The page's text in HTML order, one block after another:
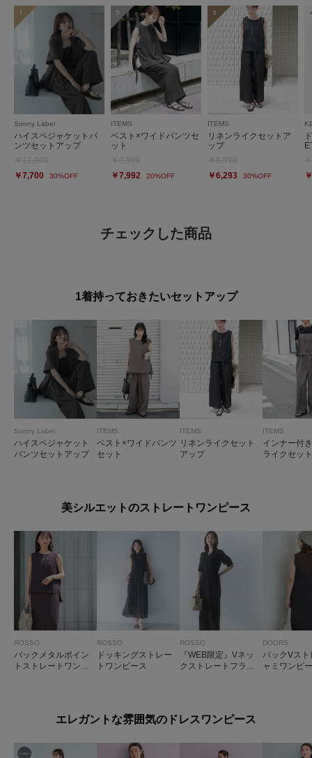
1
Sonny Label
ハイスペジャケットパ
ンツセットアップ
￥7,700
30%OFF
2
ITEMS
ベスト×ワイドパンツセ
ット
￥7,992
20%OFF
3
ITEMS
リネンライクセットア
ップ
￥6,293
30%OFF
チェックした商品
1着持っておきたいセットアップ
Sonny Label
ハイスペジャケット
パンツセットアップ
ITEMS
ベスト×ワイドパンツ
セット
ITEMS
リネンライクセット
アップ
ITEMS
インナー付
ライクセッ
美シルエットのストレートワンピース
ROSSO
バックメタルポイン
トストレートワンピ
ROSSO
ドッキングストレー
トワンピース
ROSSO
『WEB限定』Vネッ
クストレートフラワ
DOORS
バックVス
ャミワンピ
エレガントな雰囲気のドレスワンピース